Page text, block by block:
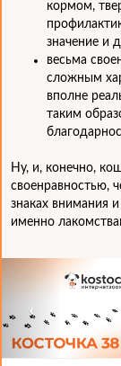
кормом,
значение и
весьма
сложным
вполне
таким
Ну, и, конечно,
своенравностью,
знаках внимания
именно